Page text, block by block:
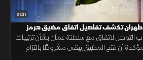
01:31
طهران تكشف تفاصيل اتفاق مضيق هرمز
التوصل لاتفاق مع سلطنة عمان بشأن ترتيبات
أن فتح المضيق يبقى مشروطًا بالتزام